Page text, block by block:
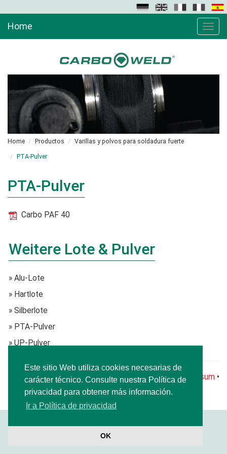
Este sitio Web utiliza cookies necesarias de
carácter técnico. Consulte nuestra Política de
privacidad para obtener más información.
Ir a Política de privacidad
OK
Toggle
Home
Home Productos
Varillas y polvos para soldadura fuerte
PTA-Pulver
PTA-Pulver
Carbo PAF 40
Weitere Lote & Pulver
» Alu-Lote
» Hartlote
» Silberlote
» PTA-Pulver
» UP-Pulver
© CARBO-WELD Schweissmaterialien GmbH • Impressum•
Política de privacidad